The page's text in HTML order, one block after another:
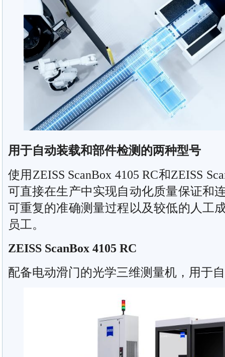
用于自动装载和部件检测的两种型号
使用ZEISS ScanBox 4105 RC和ZEISS
可直接在生产中实现自动化质量保证和
可重复的准确测量过程以及较低的人工
员工。
ZEISS ScanBox 4105 RC
配备电动滑门的光学三维测量机，用于